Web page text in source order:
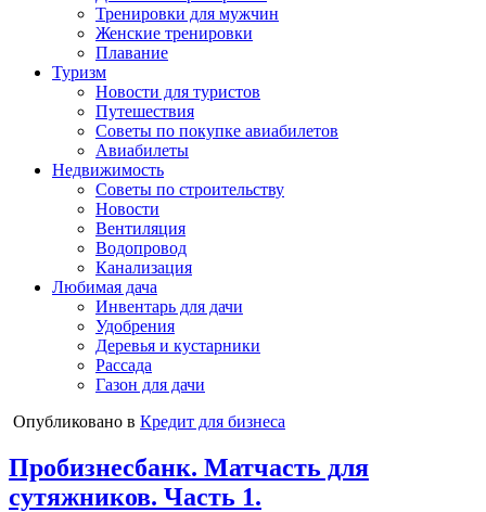
Тренировки для мужчин
Женские тренировки
Плавание
Туризм
Новости для туристов
Путешествия
Советы по покупке авиабилетов
Авиабилеты
Недвижимость
Советы по строительству
Новости
Вентиляция
Водопровод
Канализация
Любимая дача
Инвентарь для дачи
Удобрения
Деревья и кустарники
Рассада
Газон для дачи
Опубликовано в Кредит для бизнеса
Пробизнесбанк. Матчасть для
сутяжников. Часть 1.